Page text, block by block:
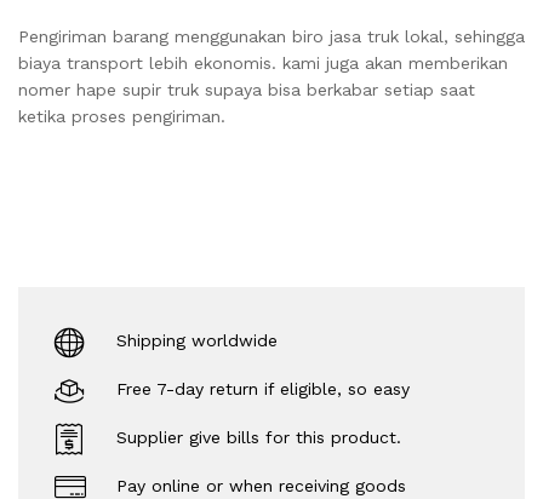
Pengiriman barang menggunakan biro jasa truk lokal, sehingga
biaya transport lebih ekonomis. kami juga akan memberikan
nomer hape supir truk supaya bisa berkabar setiap saat
ketika proses pengiriman.
Shipping worldwide
Free 7-day return if eligible, so easy
Supplier give bills for this product.
Pay online or when receiving goods